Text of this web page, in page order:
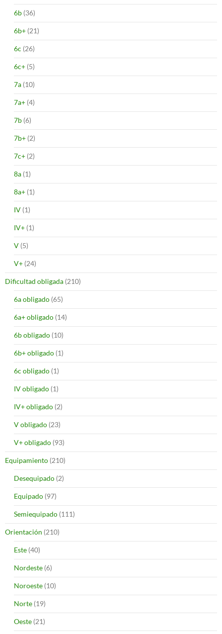
6b (36)
6b+ (21)
6c (26)
6c+ (5)
7a (10)
7a+ (4)
7b (6)
7b+ (2)
7c+ (2)
8a (1)
8a+ (1)
IV (1)
IV+ (1)
V (5)
V+ (24)
Dificultad obligada (210)
6a obligado (65)
6a+ obligado (14)
6b obligado (10)
6b+ obligado (1)
6c obligado (1)
IV obligado (1)
IV+ obligado (2)
V obligado (23)
V+ obligado (93)
Equipamiento (210)
Desequipado (2)
Equipado (97)
Semiequipado (111)
Orientación (210)
Este (40)
Nordeste (6)
Noroeste (10)
Norte (19)
Oeste (21)